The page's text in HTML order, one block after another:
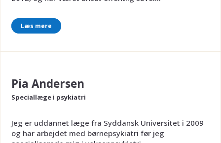
Læs mere
Pia Andersen
Speciallæge i psykiatri
Jeg er uddannet læge fra Syddansk Universitet i 2009
og har arbejdet med børnepsykiatri før jeg